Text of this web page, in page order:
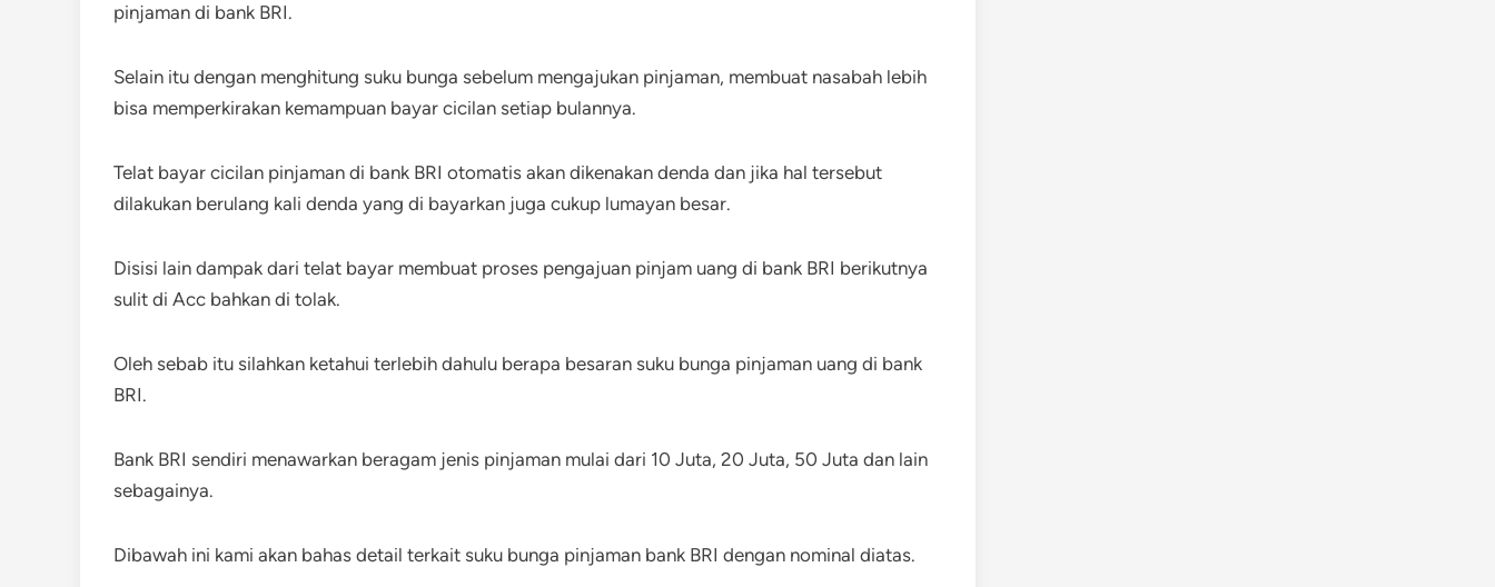
pinjaman di bank BRI.
Selain itu dengan menghitung suku bunga sebelum mengajukan pinjaman, membuat nasabah lebih
bisa memperkirakan kemampuan bayar cicilan setiap bulannya.
Telat bayar cicilan pinjaman di bank BRI otomatis akan dikenakan denda dan jika hal tersebut
dilakukan berulang kali denda yang di bayarkan juga cukup lumayan besar.
Disisi lain dampak dari telat bayar membuat proses pengajuan pinjam uang di bank BRI berikutnya
sulit di Acc bahkan di tolak.
Oleh sebab itu silahkan ketahui terlebih dahulu berapa besaran suku bunga pinjaman uang di bank
BRI.
Bank BRI sendiri menawarkan beragam jenis pinjaman mulai dari 10 Juta, 20 Juta, 50 Juta dan lain
sebagainya.
Dibawah ini kami akan bahas detail terkait suku bunga pinjaman bank BRI dengan nominal diatas.